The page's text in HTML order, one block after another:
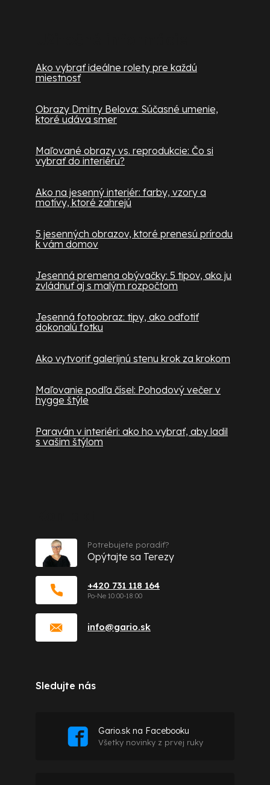
Ako vybrať ideálne rolety pre každú
miestnosť
Obrazy Dmitry Belova: Súčasné umenie,
ktoré udáva smer
Maľované obrazy vs. reprodukcie: Čo si
vybrať do interiéru?
Ako na jesenný interiér: farby, vzory a
motívy, ktoré zahrejú
5 jesenných obrazov, ktoré prenesú prírodu
k vám domov
Jesenná premena obývačky: 5 tipov, ako ju
zvládnuť aj s malým rozpočtom
Jesenná fotoobraz: tipy, ako odfotiť
dokonalú fotku
Ako vytvoriť galerijnú stenu krok za krokom
Maľovanie podľa čísel: Pohodový večer v
hygge štýle
Paraván v interiéri: ako ho vybrať, aby ladil
s vašim štýlom
info@gario.sk
+420 731 118 164
Potrebujete poradiť?
Opýtajte sa Terezy
Sledujte nás
Gario.sk na Facebooku
Všetky novinky z prvej ruky